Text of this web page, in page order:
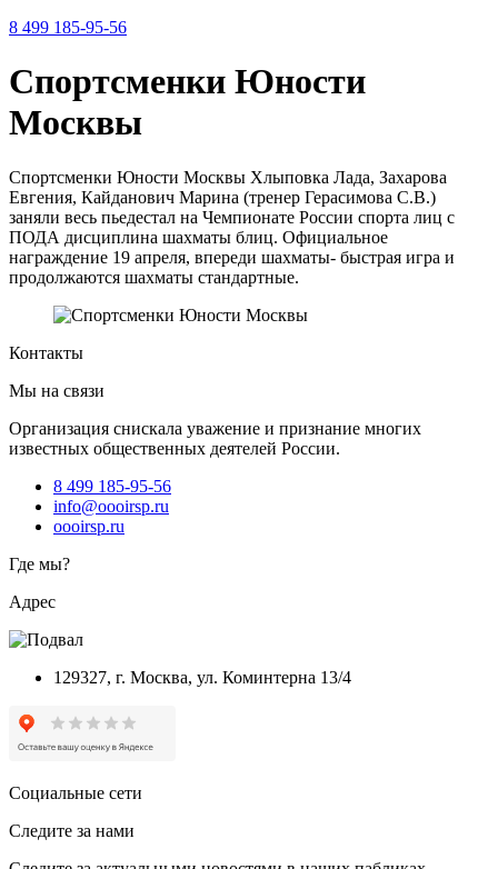
8 499 185-95-56
Спортсменки Юности
Москвы
Спортсменки Юности Москвы Хлыповка Лада, Захарова
Евгения, Кайданович Марина (тренер Герасимова С.В.)
заняли весь пьедестал на Чемпионате России спорта лиц с
ПОДА дисциплина шахматы блиц. Официальное
награждение 19 апреля, впереди шахматы- быстрая игра и
продолжаются шахматы стандартные.
Контакты
Мы на связи
Организация снискала уважение и признание многих
известных общественных деятелей России.
8 499 185-95-56
info@oooirsp.ru
oooirsp.ru
Где мы?
Адрес
129327, г. Москва, ул. Коминтерна 13/4
Социальные сети
Следите за нами